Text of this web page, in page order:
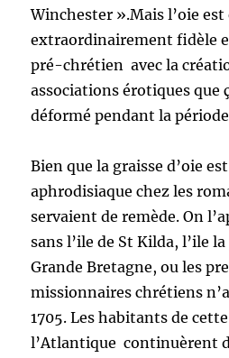
Winchester ».Mais l’oie
extraordinairement fidèle
pré-chrétien avec la
associations érotiques que
déformé pendant la
Bien que la graisse d’oie
aphrodisiaque chez les
servaient de remède. On
sans l’ile de St Kilda, l’ile
Grande Bretagne, ou les
missionnaires chrétiens
1705. Les habitants de
l’Atlantique continuèrent